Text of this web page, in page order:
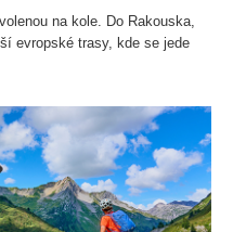
na kole. Do Rakouska,
evropské trasy, kde se jede